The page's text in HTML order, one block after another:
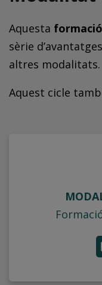
Aquesta
sèrie
altres modalitats.
Aquest cicle